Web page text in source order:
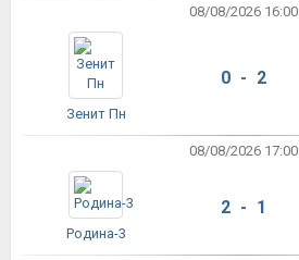
08/08/2026 16:00
Зенит Пн
0 - 2
08/08/2026 17:00
Родина-3
2 - 1